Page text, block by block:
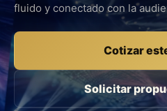
fluido y conectado con la
Cotizar
Solicitar